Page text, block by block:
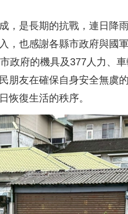
，是長期的抗戰，連日降
，也感謝各縣市政府與國
政府的機具及377人力、
朋友在確保自身安全無虞
恢復生活的秩序。